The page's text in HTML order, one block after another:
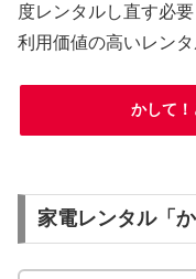
度レンタルし直す必
利用価値の高いレン
かして
家電レンタル「